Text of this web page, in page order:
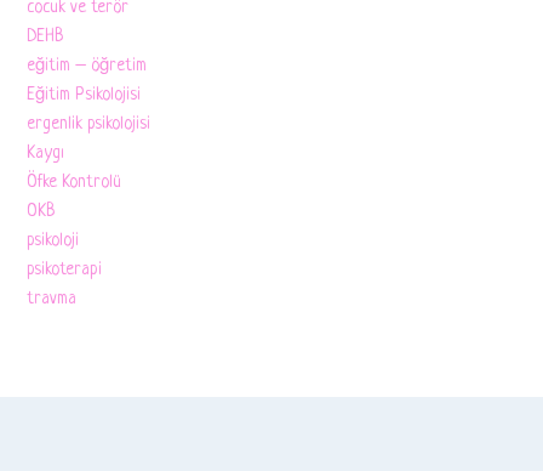
cocuk ve terör
DEHB
eğitim – öğretim
Eğitim Psikolojisi
ergenlik psikolojisi
Kaygı
Öfke Kontrolü
OKB
psikoloji
psikoterapi
travma